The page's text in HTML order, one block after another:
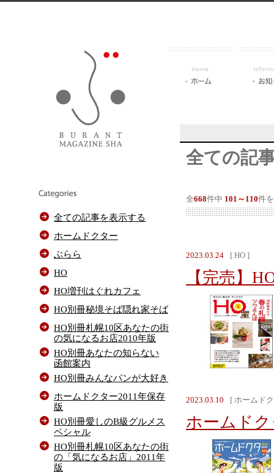
全ての記
全668件中 101～110件
2023.03.24 [ HO ]
【完売】
2023.03.10 [ ホームド
ホームド
全ての記事を表示する
ホームドクター
ぶらら
HO
HO増刊はぐれカフェ
HO別冊秘境そば隠れ家そば
HO別冊札幌10区あなたの街
の気になるお店2010年版
HO別冊あなたの知らない
函館案内
HO別冊みんなパンが大好き
ホームドクター2011年保存
版
HO別冊愛しのB級グルメス
ペシャル
HO別冊札幌10区あなたの街
の「気になるお店」2011年
版